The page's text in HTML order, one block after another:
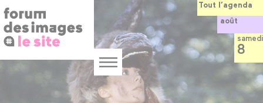
Panneau de gestion des cookies
au
contenu
principal
Menu
Tout l’agenda
août
samedi
8